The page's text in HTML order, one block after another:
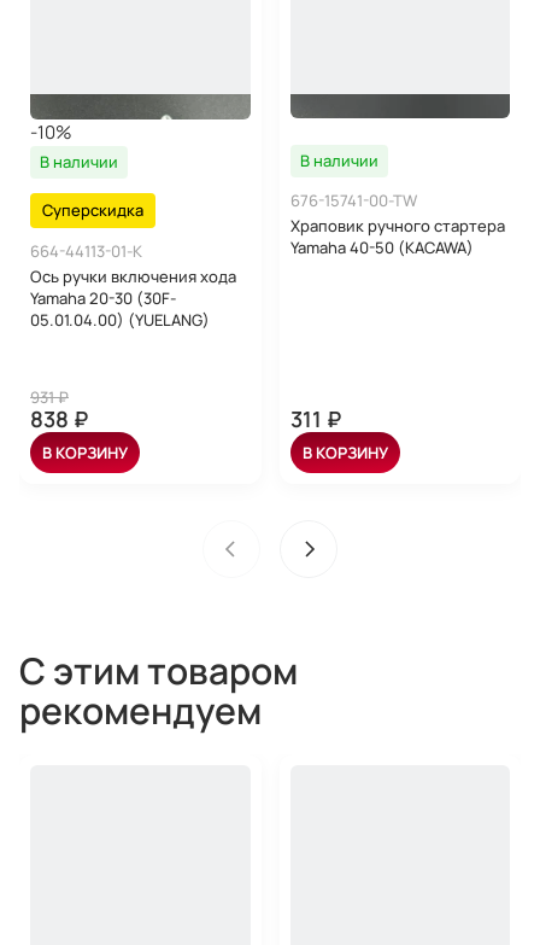
-10%
В наличии
Суперскидка
664-44113-01-K
Ось ручки включения хода
Yamaha 20-30 (30F-
05.01.04.00) (YUELANG)
931 ₽
838 ₽
В КОРЗИНУ
В наличии
676-15741-00-TW
Храповик ручного стартера
Yamaha 40-50 (KACAWA)
311 ₽
В КОРЗИНУ
С этим товаром
рекомендуем